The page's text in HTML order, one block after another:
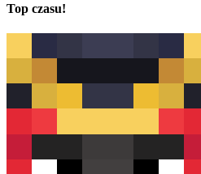
Top czasu!